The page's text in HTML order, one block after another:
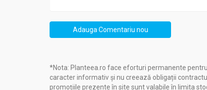
străvechi.
Planteea, o sursă de încredere în
Adauga Comentariu nou
*Nota: Planteea.ro face eforturi permanente
caracter informativ și nu creează obligații
promoțiile prezente în site sunt valabile în limita